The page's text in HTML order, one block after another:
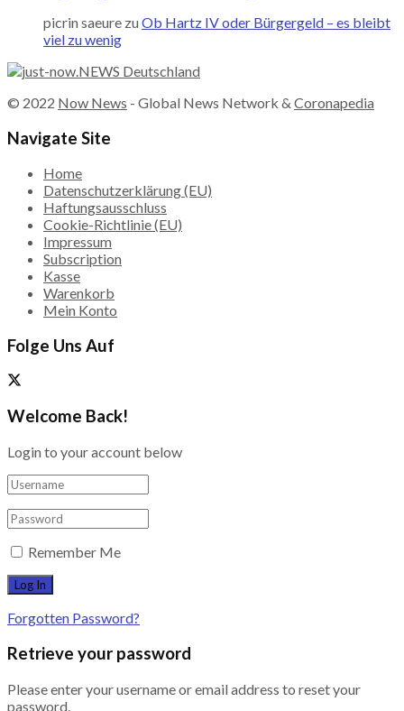
picrin saeure zu Ob Hartz IV oder Bürgergeld – es bleibt
viel zu wenig
© 2022 Now News - Global News Network & Coronapedia
Navigate Site
Home
Datenschutzerklärung (EU)
Haftungsausschluss
Cookie-Richtlinie (EU)
Impressum
Subscription
Kasse
Warenkorb
Mein Konto
Folge Uns Auf
Welcome Back!
Login to your account below
Remember Me
Forgotten Password?
Retrieve your password
Please enter your username or email address to reset your
password.